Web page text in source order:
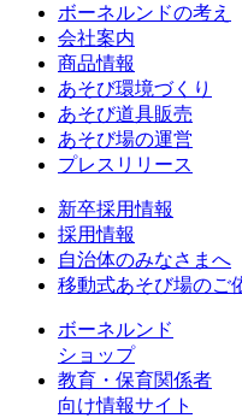
ボーネルンドの考え
会社案内
商品情報
あそび環境づくり
あそび道具販売
あそび場の運営
プレスリリース
新卒採用情報
採用情報
自治体のみなさまへ
移動式あそび場のご
ボーネルンド
ショップ
教育・保育関係者
向け情報サイト